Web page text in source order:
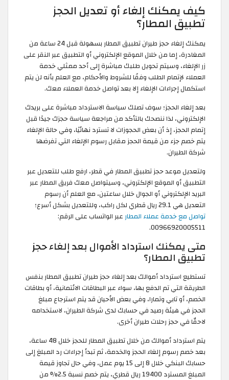
كيف يمكنك إلغاء أو تعديل الحجز
تطبيق المطار؟
يمكنك إلغاء حجز طيران تطبيق المطار بسهولة قبل 24 ساعة من
المغادرة، إما من خلال الموقع الإلكتروني أو التطبيق عبر النقر على
زر الإلغاء، وسيتم تحويل طلبك مباشرة إلى أحد ممثلي خدمة
العملاء لإتمام الطلب وفقًا للشروط والأحكام، مع العلم بأنه لن يتم
استكمال إجراءات الإلغاء إلا بعد تواصل خدمة العملاء معك.
بعد إلغاء الحجز؛ سوف تصلك سياسة الاسترداد مباشرة على بريدك
الإلكتروني، لذا ننصحك بالتأكد من مراجعة سياسة حجزك جيدًا قبل
إتمام الحجز، إذ أن بعض الحجوزات لا تسترد نهائيًا، وفي حالة الإلغاء
يتم خصم جزء من قيمة الحجز مقابل رسوم الإلغاء التي تفرضها
شركة الطيران.
ولتعديل موعد حجز تطبيق المطار في قطر، ارفع طلب للتعديل عبر
التطبيق أو الموقع الإلكتروني، وسيتواصل معك فريق المطار عبر
البريد الإلكتروني أو الجوال خلال ساعتين، مع العلم أن رسوم
التعديل هي 29.1 ريال قطري لكل راكب، وللتعديل بشكل أسرع؛
تواصل مع خدمة عملاء المطار عبر الواتساب على الرقم:
00966920005511.
متى يمكنك استرداد الأموال بعد إلغاء حجز
تطبيق المطار؟
تستطيع استرداد أموالك بعد إلغاء حجز طيران تطبيق المطار بنفس
الطريقة التي تم الدفع بها، سواء عبر البطاقات الائتمانية، أو بطاقات
الخصم، أو تابي وتمارا، وفي بعض الأحيان قد يتم استرجاع مبلغ
الحجز في هيئة رصيد في حسابك لدى شركة الطيران، لاستخدامه
لاحقّا في حجز رحلات طيران أخرى.
يتم استرداد أموالك من خلال تطبيق المطار للحجز خلال 48 ساعة،
بعد خصم رسوم إلغاء الحجز والخدمة، ثم تبدأ إجراءات رد المبلغ إلى
حسابك البنكي خلال 8 إلى 15 يوم عمل، وفي حال تجاوز قيمة
المبلغ المسترد 19400 ريال قطري، يتم خصم نسبة 2.5% من